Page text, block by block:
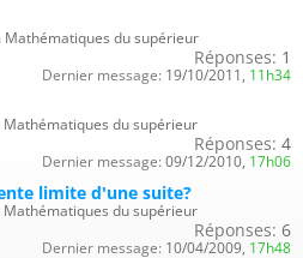
Mathématiques du supérieur
Réponses: 1
Dernier message: 19/10/2011, 11h34
du supérieur
Réponses: 4
Dernier message: 09/12/2010, 17h06
limite d'une suite?
du supérieur
Réponses: 6
Dernier message: 10/04/2009, 17h48